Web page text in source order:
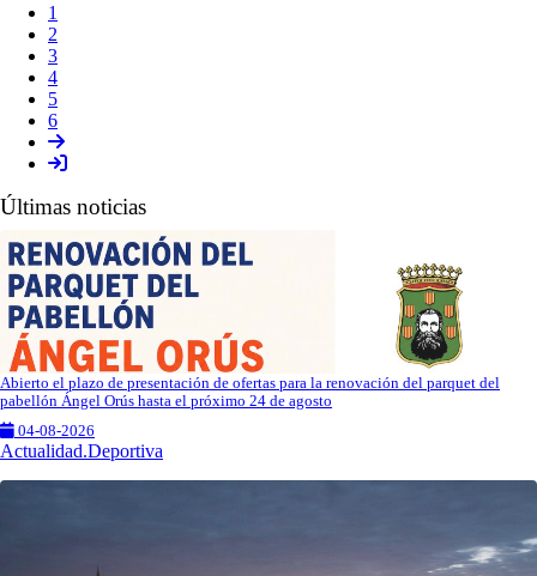
1
2
3
4
5
6
Últimas noticias
Abierto el plazo de presentación de ofertas para la renovación del parquet del
pabellón Ángel Orús hasta el próximo 24 de agosto
04-08-2026
Actualidad.Deportiva